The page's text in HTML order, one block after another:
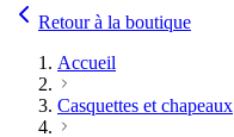
Retour à la boutique
Accueil
Casquettes et chapeaux